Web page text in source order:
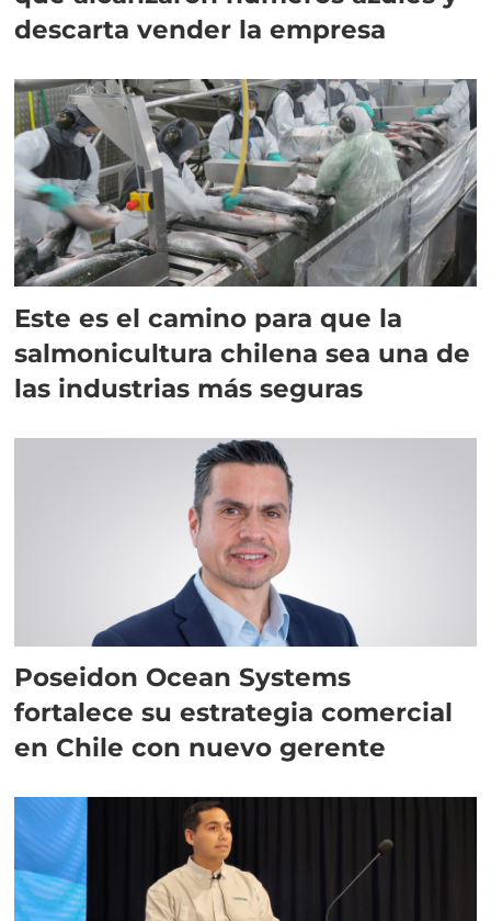
descarta vender la empresa
Este es el camino para que la
salmonicultura chilena sea una de
las industrias más seguras
Poseidon Ocean Systems
fortalece su estrategia comercial
en Chile con nuevo gerente